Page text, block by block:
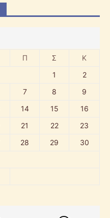
Π Σ Κ
1
2
7 8
9
14 15
16
21 22
23
28 29
30